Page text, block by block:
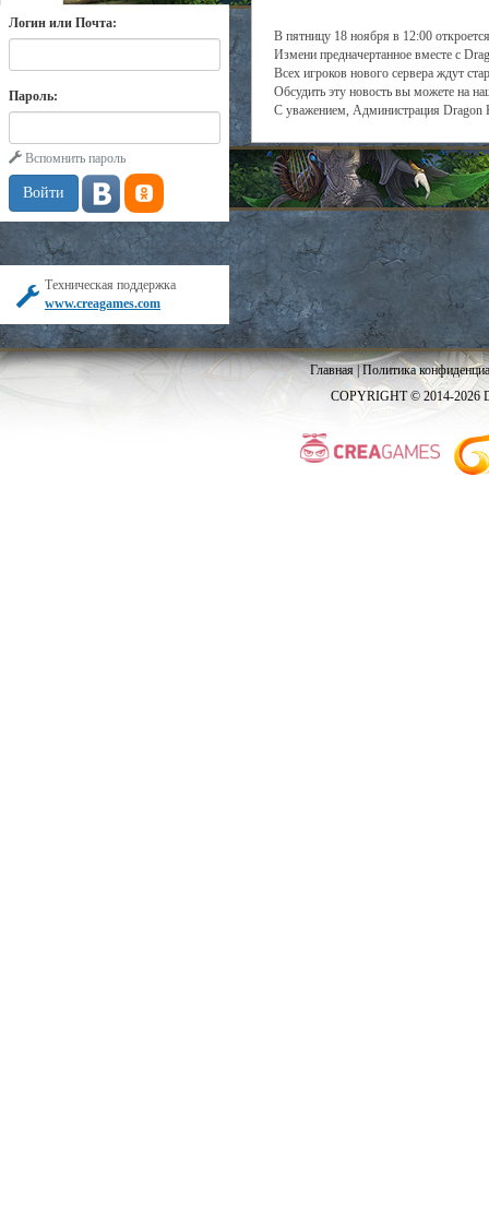
Логин или Почта:
Пароль:
Вспомнить пароль
Техническая поддержка
www.creagames.com
В пятницу 18 ноября в 12:00
Измени предначертанное вместе с
Всех игроков нового сервера ждут
Обсудить эту новость вы можете на
С уважением, Администрация Dragon
Главная|Политика
COPYRIGHT © 2014-2026